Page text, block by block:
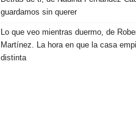
guardamos sin querer
Lo que veo mientras duermo, de
Martínez. La hora en que la casa
distinta